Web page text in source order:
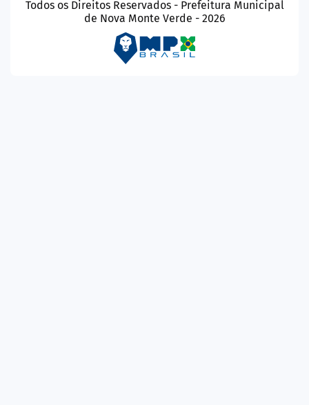
Todos os Direitos Reservados - Prefeitura Municipal
de Nova Monte Verde - 2026